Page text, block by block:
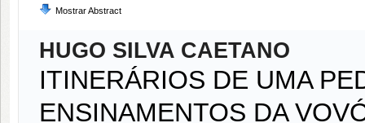
Mostrar Abstract
HUGO SILVA CAETANO
ITINERÁRIOS DE UMA
ENSINAMENTOS DA